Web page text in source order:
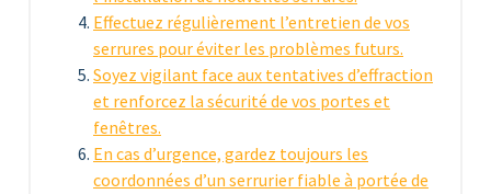
Effectuez régulièrement l’entretien de vos
serrures pour éviter les problèmes futurs.
Soyez vigilant face aux tentatives d’effraction
et renforcez la sécurité de vos portes et
fenêtres.
En cas d’urgence, gardez toujours les
coordonnées d’un serrurier fiable à portée de